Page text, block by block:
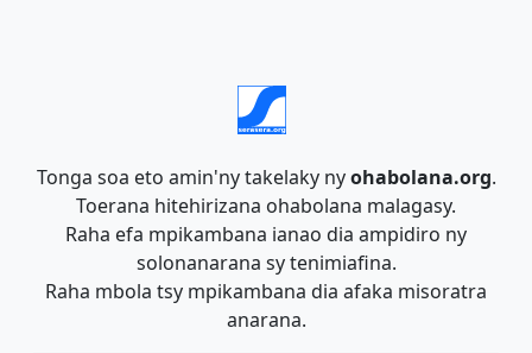
Tonga soa eto amin'ny takelaky nyohabolana.org.
Toerana hitehirizana ohabolana malagasy.
Raha efa mpikambana ianao dia ampidiro ny
solonanarana sy tenimiafina.
Raha mbola tsy mpikambana dia afaka misoratra
anarana.